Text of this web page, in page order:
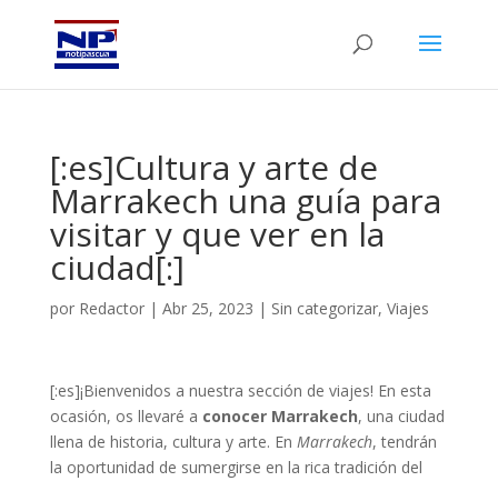
[:es]Cultura y arte de
Marrakech una guía para
visitar y que ver en la
ciudad[:]
por Redactor| Abr 25, 2023 | Sin categorizar, Viajes
[:es]¡Bienvenidos a nuestra sección de viajes! En esta
ocasión, os llevaré a conocer Marrakech, una ciudad
llena de historia, cultura y arte. En Marrakech, tendrán
la oportunidad de sumergirse en la rica tradición del